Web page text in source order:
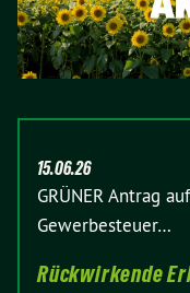
15.06.26
GRÜNER Antrag
Gewerbesteuer…
Rückwirkende